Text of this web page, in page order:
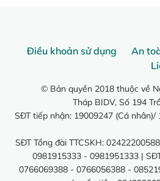
Điều khoản sử dụng An
© Bản quyền 2018 thuộc về
Tháp BIDV, Số 194
SĐT tiếp nhận: 19009247 (Cá
SĐT Tổng đài TTCSKH:
0981915333 - 0981951333 |
0766069388 - 0766056388 -